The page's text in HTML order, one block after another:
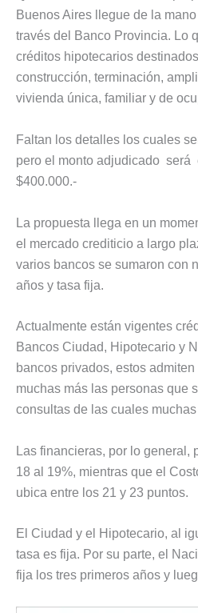
Buenos Aires llegue de la
través del Banco Provincia. Lo
créditos hipotecarios
construcción, terminación,
vivienda única, familiar y de
Faltan los detalles los cuales
pero el monto adjudicado será
$400.000.-
La propuesta llega en un
el mercado crediticio a largo
varios bancos se sumaron con
años y tasa fija.
Actualmente están vigentes
Bancos Ciudad, Hipotecario y
bancos privados, estos
muchas más las personas que
consultas de las cuales
Las financieras, por lo general,
18 al 19%, mientras que el
ubica entre los 21 y 23 puntos.
El Ciudad y el Hipotecario, al
tasa es fija. Por su parte, el
fija los tres primeros años y